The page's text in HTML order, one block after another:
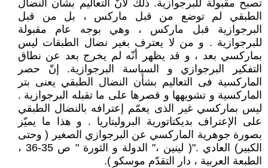
تصبح مقبولة للبرجوازية. ذلك لأنّ التعاليم بشأن النضال
الطبقي لم توضع من قبل ماركس ، بل من قبل
البرجوازية قبل ماركس ، وهي بوجه عام مقبولة
للبرجوازية . و من لا يعترف بغير نضال الطبقات ليس
بماركسي بعد ، و قد يظهر أنّه لم يخرج بعد عن نطاق
التفكير البرجوازي و السياسة البرجوازية. إنّ حصر
الماركسية فى التعاليم بشأن النضال الطبقي يعنى بتر
الماركسية و تشويهها و قصرها على ما تقبله البرجوازية .
ليس بماركسي غير الذى يعمّم إعترافه بالنضال الطبقي
على الإعتراف بديكتاتورية البروليتاريا . و هذا ما يميّز
بصورة جوهرية الماركسي عن البرجوازي الصغير ( وحتى
الكبير) العادي ."( لينين ،" الدولة و الثورة " ص 35-36 ،
الطبعة العربية ، دار التقدّم موسكو ).